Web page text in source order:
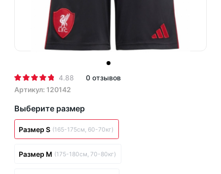
4.88
0 отзывов
Артикул: 120142
Выберите размер
Размер S (165-175см, 60-70кг)
Размер M (175-180см, 70-80кг)